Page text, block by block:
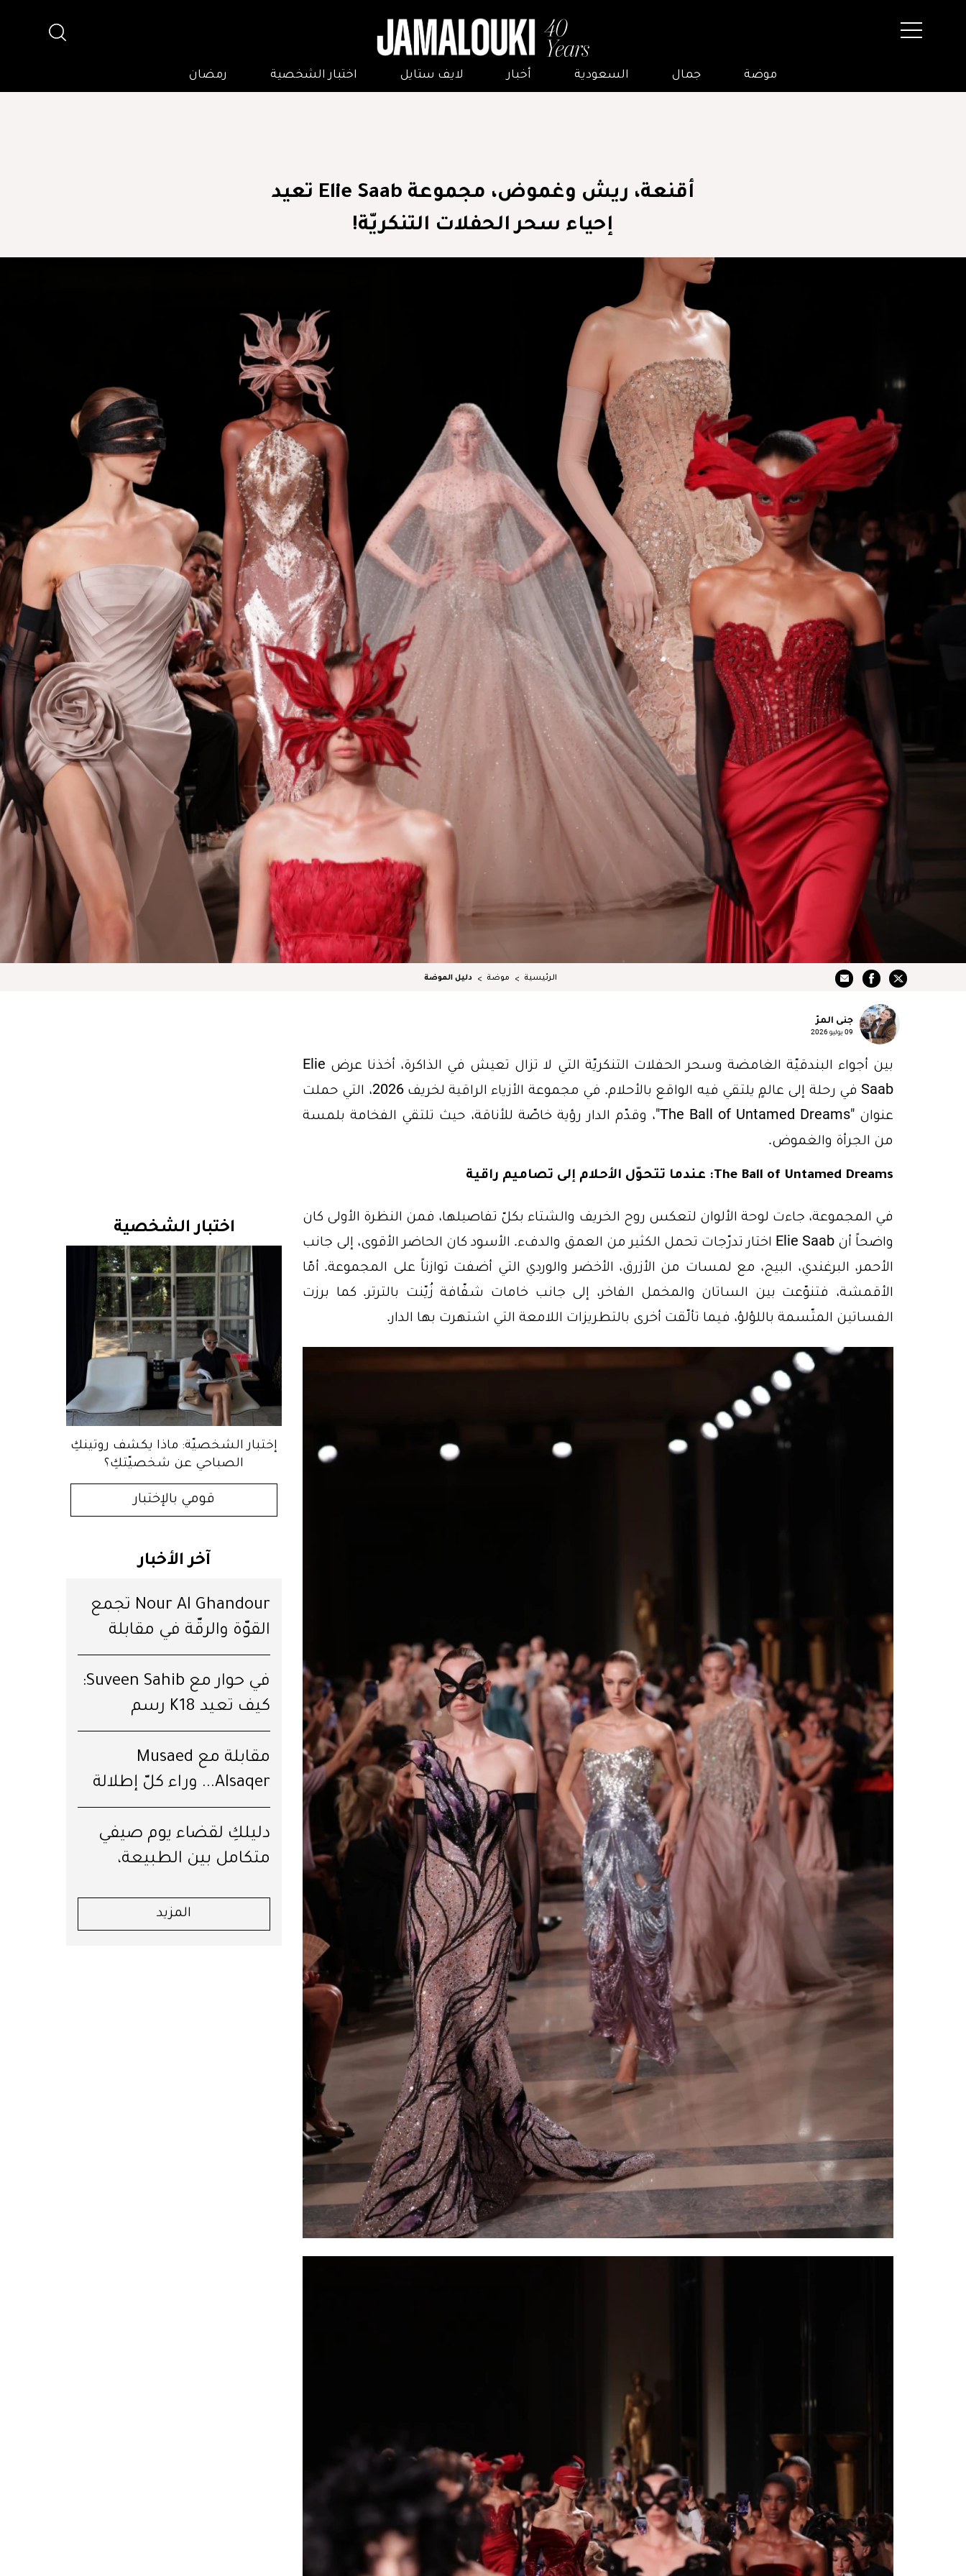
موضة جمال السعودية أخبار لايف ستايل اختبار الشخصية رمضان
أقنعة، ريش وغموض، مجموعة Elie Saab تعيد
إحياء سحر الحفلات التنكريّة!
الرئيسية موضة دليل الموضة
جنى المرّ
09 يوليو 2026
بين أجواء البندقيّة الغامضة وسحر الحفلات التنكريّة التي لا تزال تعيش في الذاكرة، أخذنا عرض Elie
Saab في رحلة إلى عالمٍ يلتقي فيه الواقع بالأحلام. في مجموعة الأزياء الراقية لخريف 2026، التي حملت
عنوان "The Ball of Untamed Dreams"، وقدّم الدار رؤية خاصّة للأناقة، حيث تلتقي الفخامة بلمسة
من الجرأة والغموض.
The Ball of Untamed Dreams: عندما تتحوّل الأحلام إلى تصاميم راقية
في المجموعة، جاءت لوحة الألوان لتعكس روح الخريف والشتاء بكلّ تفاصيلها، فمن النظرة الأولى كان
واضحاً أن Elie Saab اختار تدرّجات تحمل الكثير من العمق والدفء. الأسود كان الحاضر الأقوى، إلى جانب
الأحمر، البرغندي، البيج، مع لمسات من الأزرق، الأخضر والوردي التي أضفت توازناً على المجموعة. أمّا
الأقمشة، فتنوّعت بين الساتان والمخمل الفاخر، إلى جانب خامات شفّافة زُيّنت بالترتر. كما برزت
الفساتين المتّسمة باللؤلؤ، فيما تألّقت أخرى بالتطريزات اللامعة التي اشتهرت بها الدار.
اختبار الشخصية
إختبار الشخصيّة: ماذا يكشف روتينكِ
الصباحي عن شخصيّتكِ؟
قومي بالإختبار
آخر الأخبار
Nour Al Ghandour تجمع
القوّة والرقّة في مقابلة
خاصّة
في حوار مع Suveen Sahib:
كيف تعيد K18 رسم
مستقبل الشعر؟
مقابلة مع Musaed
Alsaqer... وراء كلّ إطلالة
قِصّة
دليلكِ لقضاء يوم صيفي
متكامل بين الطبيعة،
المزيد